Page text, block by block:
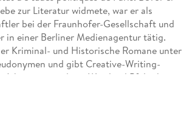
zur Literatur widmete, war er als
bei der Fraunhofer-Gesellschaft und
in einer Berliner Medienagentur tätig.
Kriminal- und Historische Romane unter
und gibt Creative-Writing-
aus dem »Weinland Pfalz« hatte
demi-sec entdeckte - kam ihm